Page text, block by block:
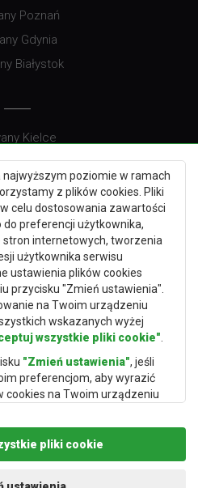
najwyższym poziomie w ramach
z plików cookies. Pliki
celu dostosowania zawartości
preferencji użytkownika,
internetowych, tworzenia
użytkownika serwisu
ustawienia plików cookies
przycisku "Zmień ustawienia".
na Twoim urządzeniu
wskazanych wyżej
wszystkie pliki cookie"
"Zmień ustawienia", jeśli
preferencjom, aby wyrazić
cookies na Twoim urządzeniu
osobowych, w zakresie w
(Rugito Radosław Bartosik z
pliki cookie
Poznań
Gdynia
Białystok
Kielce
Gdańsk
Toruń
Bydgoszcz
Łódź
Katowice
Rzeszów
Częstochowa